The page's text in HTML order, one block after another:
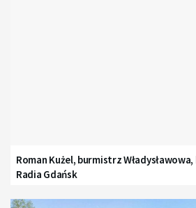
Roman Kużel, burmistrz
Radia Gdańsk